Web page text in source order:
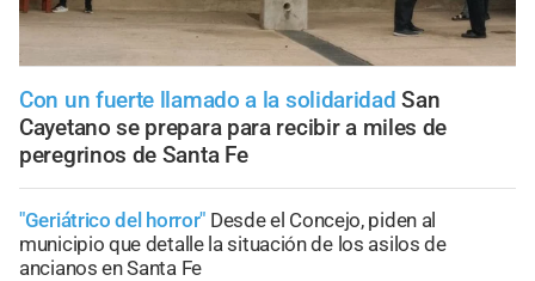
Con un fuerte llamado a la solidaridad San
Cayetano se prepara para recibir a miles de
peregrinos de Santa Fe
"Geriátrico del horror" Desde el Concejo, piden al
municipio que detalle la situación de los asilos de
ancianos en Santa Fe